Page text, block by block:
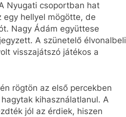
Nyugati csoportban hat
egy hellyel mögötte, de
Nagy Ádám együttese
A szünetelő élvonalbeli
visszajátszó játékos a
rögtön az első percekben
kihasználatlanul. A
jól az érdiek, hiszen